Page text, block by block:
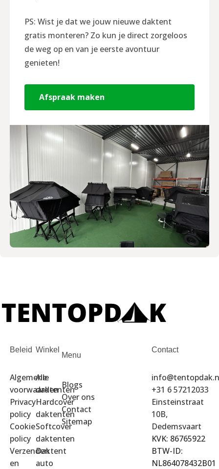
PS: Wist je dat we jouw nieuwe daktent
gratis monteren? Zo kun je direct zorgeloos
de weg op en van je eerste avontuur
genieten!
Afspraak maken
Beleid
Algemene
voorwaarden
Privacy
policy
Cookie
policy
Verzenden
en
Winkel
Alle
daktenten
Hardcover
daktenten
Softcover
daktenten
Daktent
auto
Menu
Blogs
Over ons
Contact
Sitemap
Contact
+31 6 57212033
Einsteinstraat
10B,
Dedemsvaart
KVK: 86765922
BTW-ID:
NL864078432B01